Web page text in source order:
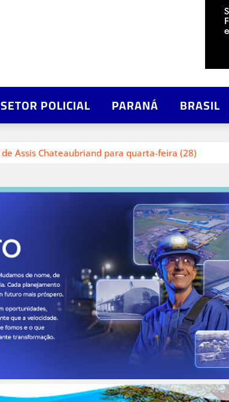
SETOR POLICIAL PARANÁ BRASIL
Assis Chateaubriand para quarta-feira (28)